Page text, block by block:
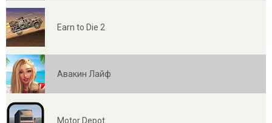
Earn to Die 2
Авакин Лайф
Motor Depot